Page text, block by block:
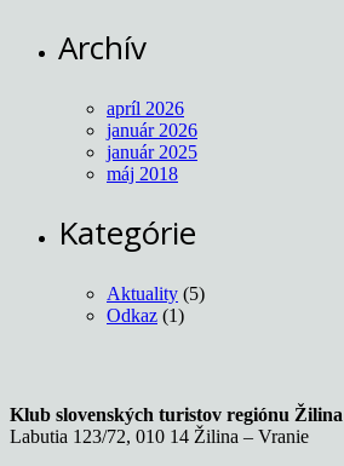
Archív
apríl 2026
január 2026
január 2025
máj 2018
Kategórie
Aktuality (5)
Odkaz (1)
Klub slovenských turistov regiónu Žilina
Labutia 123/72, 010 14 Žilina – Vranie